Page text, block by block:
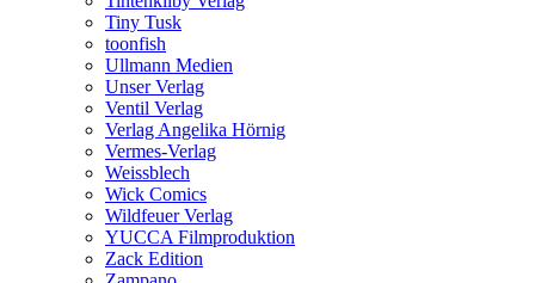
Tiny Tusk
toonfish
Ullmann Medien
Unser Verlag
Ventil Verlag
Verlag Angelika Hörnig
Vermes-Verlag
Weissblech
Wick Comics
Wildfeuer Verlag
YUCCA Filmproduktion
Zack Edition